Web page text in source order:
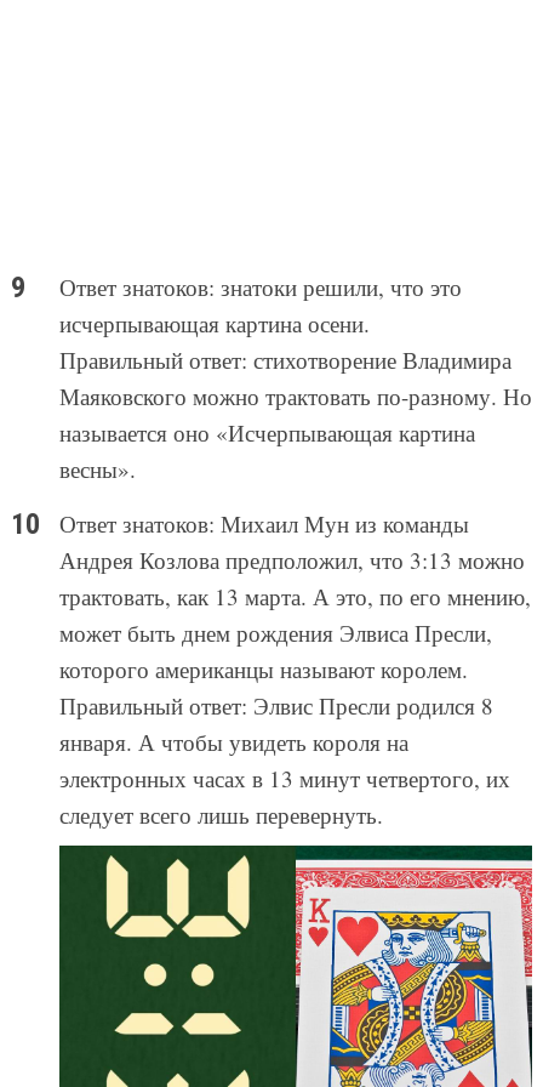
Ответ знатоков: знатоки решили, что это
исчерпывающая картина осени.
Правильный ответ: стихотворение Владимира
Маяковского можно трактовать по-разному. Но
называется оно «Исчерпывающая картина
весны».
Ответ знатоков: Михаил Мун из команды
Андрея Козлова предположил, что 3:13 можно
трактовать, как 13 марта. А это, по его мнению,
может быть днем рождения Элвиса Пресли,
которого американцы называют королем.
Правильный ответ: Элвис Пресли родился 8
января. А чтобы увидеть короля на
электронных часах в 13 минут четвертого, их
следует всего лишь перевернуть.